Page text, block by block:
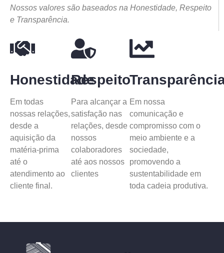
Nossos valores são baseados na Honestidade, Respeito
e Transparência.
Honestidade
Em todas
nossas relações,
desde a
aquisição da
matéria-prima
até o
atendimento ao
cliente final.
Respeito
Para alcançar a
satisfação nas
relações, desde
nossos
colaboradores
até aos nossos
clientes
Em nossa
comunicação e
compromisso com o
meio ambiente e a
sociedade,
promovendo a
sustentabilidade em
toda cadeia produtiva.